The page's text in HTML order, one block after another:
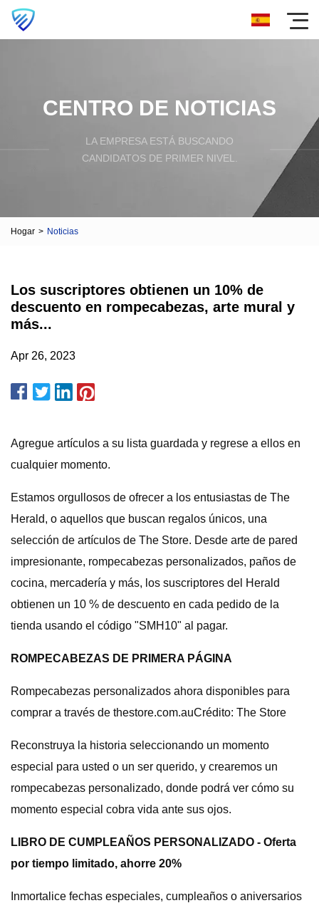
CENTRO DE NOTICIAS
LA EMPRESA ESTÁ BUSCANDO
CANDIDATOS DE PRIMER NIVEL.
Hogar > Noticias
Los suscriptores obtienen un 10% de
descuento en rompecabezas, arte mural y
más...
Apr 26, 2023
Agregue artículos a su lista guardada y regrese a ellos en
cualquier momento.
Estamos orgullosos de ofrecer a los entusiastas de The
Herald, o aquellos que buscan regalos únicos, una
selección de artículos de The Store. Desde arte de pared
impresionante, rompecabezas personalizados, paños de
cocina, mercadería y más, los suscriptores del Herald
obtienen un 10 % de descuento en cada pedido de la
tienda usando el código "SMH10" al pagar.
ROMPECABEZAS DE PRIMERA PÁGINA
Rompecabezas personalizados ahora disponibles para
comprar a través de thestore.com.auCrédito: The Store
Reconstruya la historia seleccionando un momento
especial para usted o un ser querido, y crearemos un
rompecabezas personalizado, donde podrá ver cómo su
momento especial cobra vida ante sus ojos.
LIBRO DE CUMPLEAÑOS PERSONALIZADO - Oferta
por tiempo limitado, ahorre 20%
Inmortalice fechas especiales, cumpleaños o aniversarios